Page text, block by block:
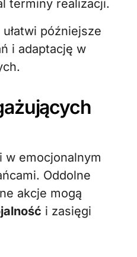
terminy realizacji.
późniejsze
i adaptację w
w emocjonalnym
Oddolne
akcje mogą
i zasięgi